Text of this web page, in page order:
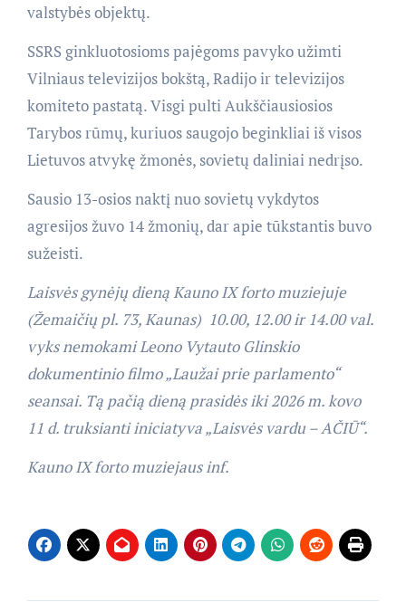
valstybės objektų.
SSRS ginkluotosioms pajėgoms pavyko užimti
Vilniaus televizijos bokštą, Radijo ir televizijos
komiteto pastatą. Visgi pulti Aukščiausiosios
Tarybos rūmų, kuriuos saugojo beginkliai iš visos
Lietuvos atvykę žmonės, sovietų daliniai nedrįso.
Sausio 13-osios naktį nuo sovietų vykdytos
agresijos žuvo 14 žmonių, dar apie tūkstantis buvo
sužeisti.
Laisvės gynėjų dieną Kauno IX forto muziejuje
(Žemaičių pl. 73, Kaunas) 10.00, 12.00 ir 14.00 val.
vyks nemokami Leono Vytauto Glinskio
dokumentinio filmo „Laužai prie parlamento“
seansai. Tą pačią dieną prasidės iki 2026 m. kovo
11 d. truksianti iniciatyva „Laisvės vardu – AČIŪ“.
Kauno IX forto muziejaus inf.